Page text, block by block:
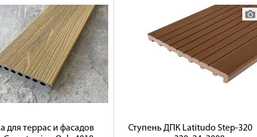
для террас и фасадов
Ступень ДПК Latitudo Step-320